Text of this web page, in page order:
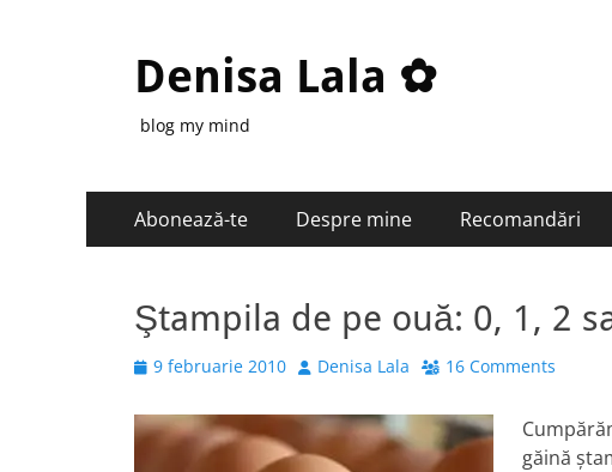
Denisa Lala ✿
blog my mind
Primary
Menu
Abonează-te Despre mine Recomandări
Ştampila de pe ouă: 0, 1, 2
Posted
9 februarie 2010 Author
Denisa Lala 16 Comments
găină